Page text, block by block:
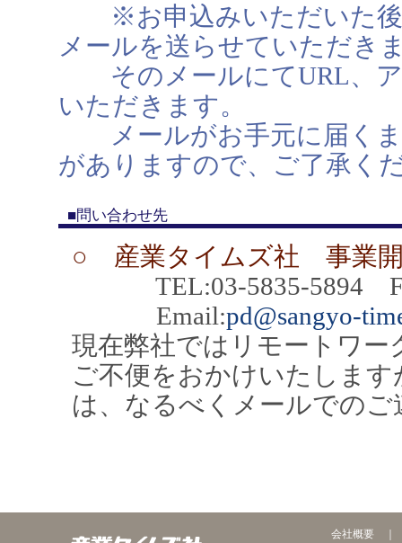
※お申込みいただいた後
メールを送らせていただき
そのメールにてURL、ア
いただきます。
メールがお手元に届くま
がありますので、ご了承く
■問い合わせ先
○ 産業タイムズ社 事業
TEL:03-5835-5894
Email:pd@sangyo-
現在弊社ではリモートワ
ご不便をおかけいたしま
は、なるべくメールでの
会社概要